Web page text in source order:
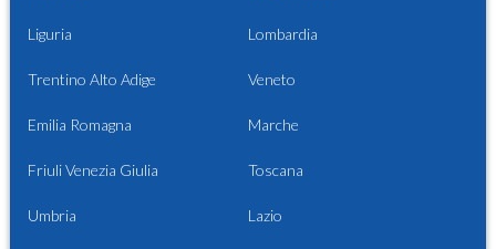
Liguria Lombardia
Trentino Alto Adige Veneto
Emilia Romagna Marche
Friuli Venezia Giulia Toscana
Umbria Lazio